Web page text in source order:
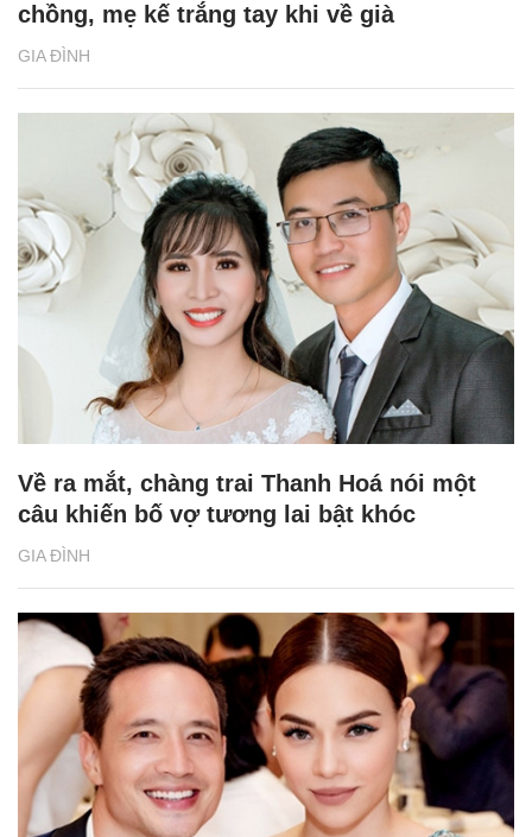
GIA ĐÌNH
chồng, mẹ kế trắng tay khi về già
GIA ĐÌNH
Về ra mắt, chàng trai Thanh Hoá nói một
câu khiến bố vợ tương lai bật khóc